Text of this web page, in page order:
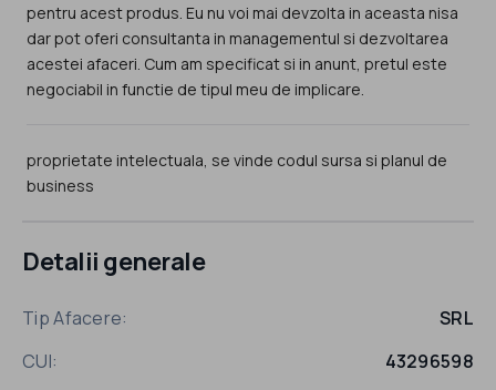
pentru acest produs. Eu nu voi mai devzolta in aceasta nisa
dar pot oferi consultanta in managementul si dezvoltarea
acestei afaceri. Cum am specificat si in anunt, pretul este
negociabil in functie de tipul meu de implicare.
proprietate intelectuala, se vinde codul sursa si planul de
business
Detalii generale
Tip Afacere:
SRL
CUI:
43296598